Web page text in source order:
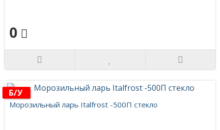
0
Б/у
Морозильный ларь Italfrost -500П стекло